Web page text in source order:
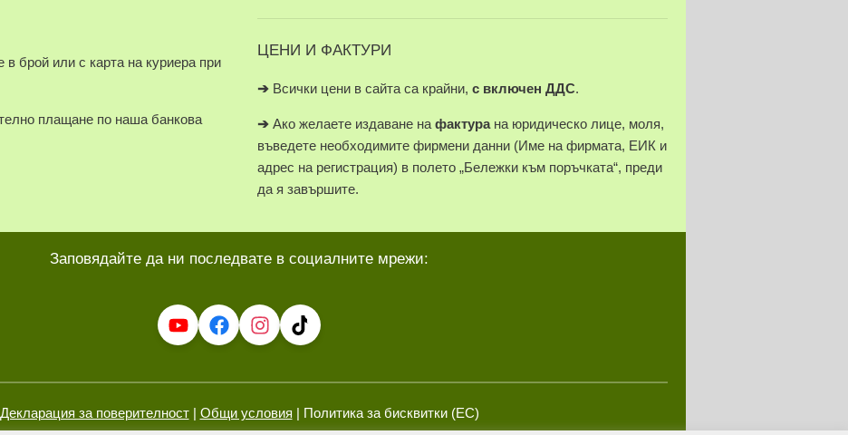
брой или с карта на куриера при
плащане по наша банкова
ЦЕНИ И ФАКТУРИ
➔ Всички цени в сайта са крайни, с включен ДДС.
➔ Ако желаете издаване нафактура на юридическо лице, моля,
въведете необходимите фирмени данни (Име на фирмата, ЕИК и
адрес на регистрация) в полето „Бележки към поръчката“, преди
да я завършите.
Заповядайте да ни последвате в социалните мрежи:
Декларация за поверителност| Общи условия | Политика за бисквитки (ЕС)